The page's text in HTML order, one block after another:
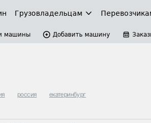
Грузовладельцам
машины Добавить машину
россия екатеринбург